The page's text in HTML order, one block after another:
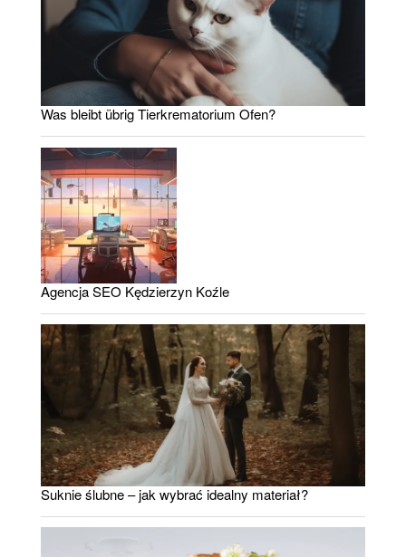
Was bleibt übrig Tierkrematorium Ofen?
Agencja SEO Kędzierzyn Koźle
Suknie ślubne – jak wybrać idealny materiał?